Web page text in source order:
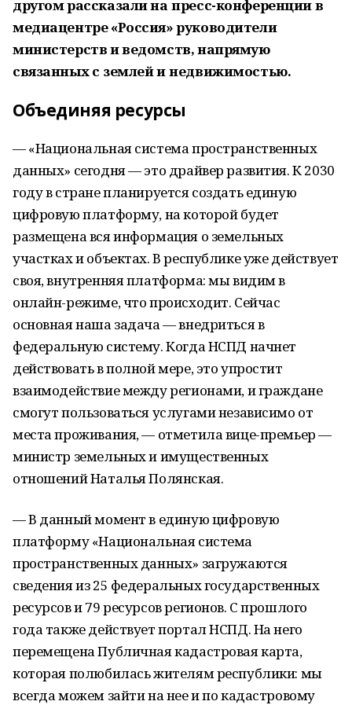
другом рассказали на пресс-конференции в
медиацентре «Россия» руководители
министерств и ведомств, напрямую
связанных с землей и недвижимостью.
Объединяя ресурсы
— «Национальная система пространственных
данных» сегодня — это драйвер развития. К 2030
году в стране планируется создать единую
цифровую платформу, на которой будет
размещена вся информация о земельных
участках и объектах. В республике уже действует
своя, внутренняя платформа: мы видим в
онлайн-режиме, что происходит. Сейчас
основная наша задача — внедриться в
федеральную систему. Когда НСПД начнет
действовать в полной мере, это упростит
взаимодействие между регионами, и граждане
смогут пользоваться услугами независимо от
места проживания, — отметила вице-премьер —
министр земельных и имущественных
отношений Наталья Полянская.
— В данный момент в единую цифровую
платформу «Национальная система
пространственных данных» загружаются
сведения из 25 федеральных государственных
ресурсов и 79 ресурсов регионов. С прошлого
года также действует портал НСПД. На него
перемещена Публичная кадастровая карта,
которая полюбилась жителям республики: мы
всегда можем зайти на нее и по кадастровому